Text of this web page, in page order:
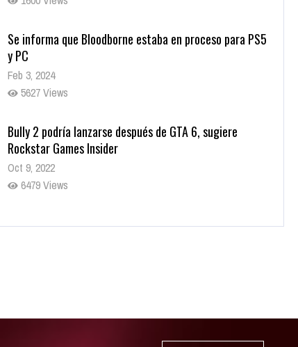
Se informa que Bloodborne estaba en proceso para PS5
y PC
Feb 3, 2024
5627 Views
Bully 2 podría lanzarse después de GTA 6, sugiere
Rockstar Games Insider
Oct 9, 2022
6479 Views
Rumor: Se filtran los primeros detalles de Resident Evil